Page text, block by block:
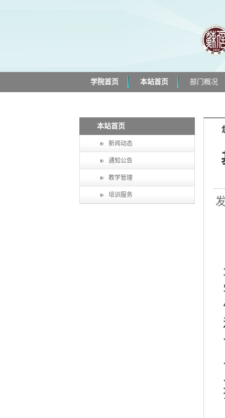
学院首页 本站首页 部门概况
本站首页
新闻动态
通知公告
教学管理
培训服务